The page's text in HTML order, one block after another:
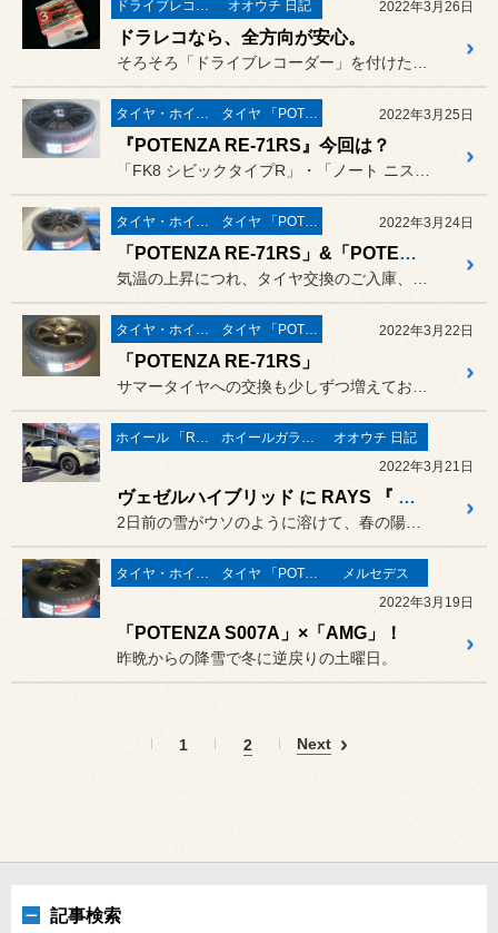
ドライブレコーダー オオウチ 日記 2022年3月26日
ドラレコなら、全方向が安心。
タイヤ・ホイール タイヤ 「POTENZA」 2022年3月25日
『POTENZA RE-71RS』今回は？
タイヤ・ホイール タイヤ 「POTENZA」 2022年3月24日
「POTENZA RE-71RS」&「POTENZA SW010」！
タイヤ・ホイール タイヤ 「POTENZA」 2022年3月22日
「POTENZA RE-71RS」
ホイール 「RAYS」 ホイールガラスコーティング
オオウチ 日記
2022年3月21日
ヴェゼルハイブリッド に RAYS 『 GRAM LIGHTS 57 Transcend UNLIMIT EDITION A3J 』装着！
タイヤ・ホイール タイヤ 「POTENZA」
メルセデス
2022年3月19日
「POTENZA S007A」×「AMG」！
昨晩からの降雪で冬に逆戻りの土曜日。
1 2 Next
記事検索